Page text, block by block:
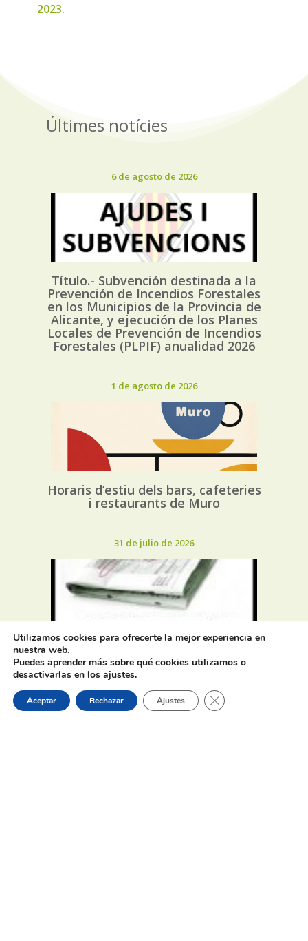
2023.
Últimes notícies
6 de agosto de 2026
Título.- Subvención destinada a la
Prevención de Incendios Forestales
en los Municipios de la Provincia de
Alicante, y ejecución de los Planes
Locales de Prevención de Incendios
Forestales (PLPIF) anualidad 2026
1 de agosto de 2026
Horaris d’estiu dels bars, cafeteries
i restaurants de Muro
31 de julio de 2026
Oferta de Trabajo: SAD, SERVICIO
DE AYUDA A DOMICILIO
31 de julio de 2026
Utilizamos cookies para ofrecerte la mejor experiencia en
nuestra web.
Puedes aprender más sobre qué cookies utilizamos o
desactivarlas en los ajustes.
Aceptar Rechazar Ajustes Cerrar el banner de